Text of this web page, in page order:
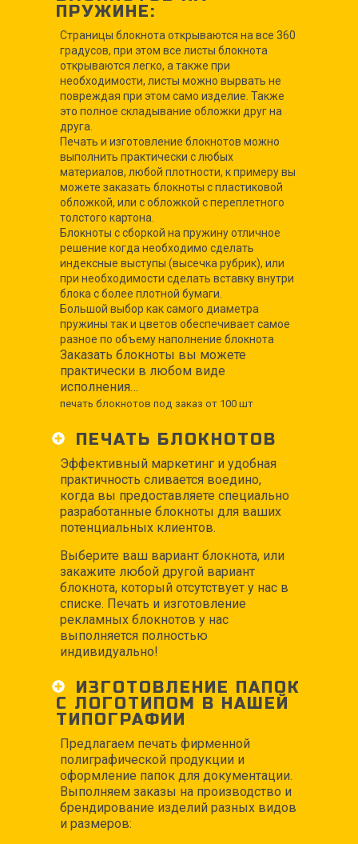
ПРУЖИНЕ:
Страницы блокнота открываются на все 360
градусов, при этом все листы блокнота
открываются легко, а также при
необходимости, листы можно вырвать не
повреждая при этом само изделие. Также
это полное складывание обложки друг на
друга.
Печать и изготовление блокнотов можно
выполнить практически с любых
материалов, любой плотности, к примеру вы
можете заказать блокноты с пластиковой
обложкой, или с обложкой с переплетного
толстого картона.
Блокноты с сборкой на пружину отличное
решение когда необходимо сделать
индексные выступы (высечка рубрик), или
при необходимости сделать вставку внутри
блока с более плотной бумаги.
Большой выбор как самого диаметра
пружины так и цветов обеспечивает самое
разное по объему наполнение блокнота
Заказать блокноты вы можете
практически в любом виде
исполнения…
печать блокнотов под заказ от 100 шт
ПЕЧАТЬ БЛОКНОТОВ
Эффективный маркетинг и удобная
практичность сливается воедино,
когда вы предоставляете специально
разработанные блокноты для ваших
потенциальных клиентов.
Выберите ваш вариант блокнота, или
закажите любой другой вариант
блокнота, который отсутствует у нас в
списке. Печать и изготовление
рекламных блокнотов у нас
выполняется полностью
индивидуально!
ИЗГОТОВЛЕНИЕ ПАПОК
С ЛОГОТИПОМ В НАШЕЙ
ТИПОГРАФИИ
Предлагаем печать фирменной
полиграфической продукции и
оформление папок для документации.
Выполняем заказы на производство и
брендирование изделий разных видов
и размеров: